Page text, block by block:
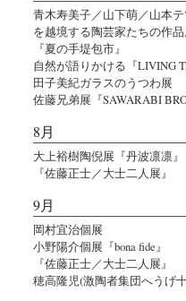
青木寿美子／山下萌／山本
を越境する陶芸家たちの作
『夏の手堤包市』
自然が語りかける『LIVING
田子美紀ガラスのうつわ展
佐藤兄弟展『SAWARABI
8月
大上裕樹陶倪展『丹波凛凛』
『佐藤正士／大士二人展』
9月
岡村宜治個展
小野陽介個展『bona fide』
『佐藤正士／大士二人展』
穂高隆児(激陶者集団へうげ